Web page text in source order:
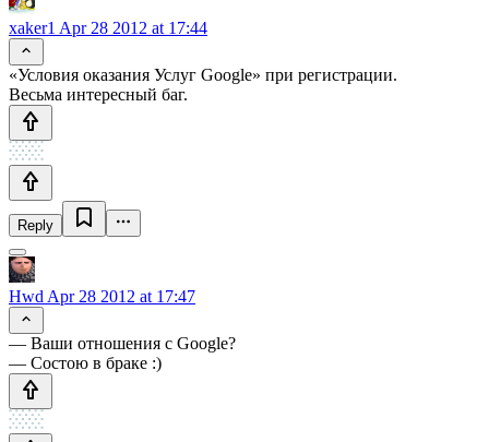
xaker1 Apr 28 2012 at 17:44
«Условия оказания Услуг Google» при регистрации.
Весьма интересный баг.
Reply
Hwd Apr 28 2012 at 17:47
— Ваши отношения с Google?
— Состою в браке :)